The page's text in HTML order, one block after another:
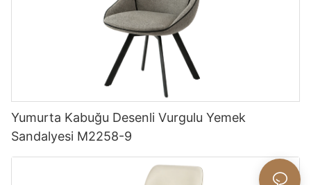
Yumurta Kabuğu Desenli Vurgulu Yemek
Sandalyesi M2258-9